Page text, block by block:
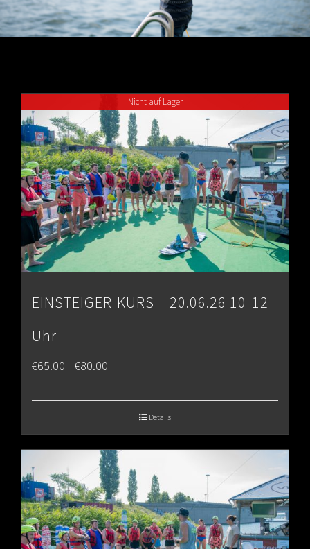
Nicht auf Lager
EINSTEIGER-KURS – 20.06.26 10-12
Uhr
€65.00–€80.00
€80.00
Details